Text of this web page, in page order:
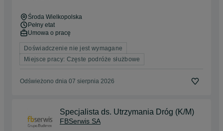
Środa Wielkopolska
Pełny etat
Umowa o pracę
Doświadczenie nie jest wymagane
Miejsce pracy: Częste podróże służbowe
Odświeżono dnia 07 sierpnia 2026
Specjalista ds. Utrzymania Dróg (K/M)
FBSerwis SA